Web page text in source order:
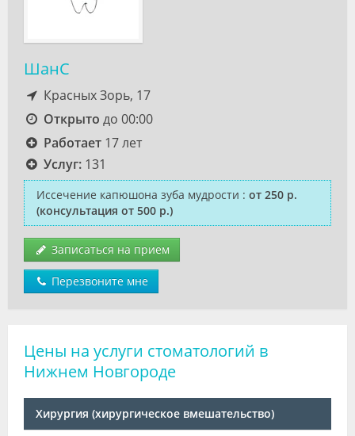
ШанС
Красных Зорь, 17
Открыто до 00:00
Работает17 лет
Услуг:131
Иссечение капюшона зуба мудрости : от 250 р.
(консультация от 500 р.)
Записаться на прием
Перезвоните мне
Цены на услуги стоматологий в
Нижнем Новгороде
Хирургия (хирургическое вмешательство)